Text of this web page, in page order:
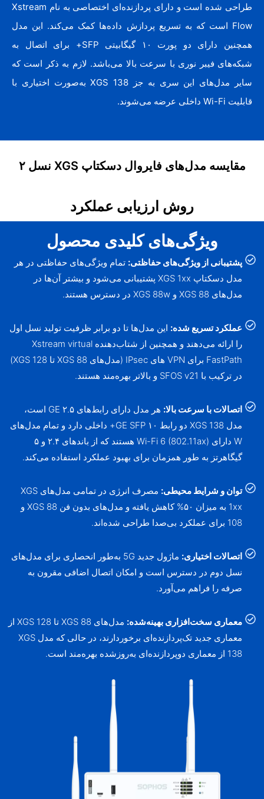
طراحی شده است و دارای پردازنده‌ای اختصاصی به نام Xstream
Flow است که به تسریع پردازش داده‌ها کمک می‌کند. این مدل
همچنین دارای دو پورت ۱۰ گیگابیتی SFP+ برای اتصال به
شبکه‌های فیبر نوری با سرعت بالا می‌باشد. لازم به ذکر است که
سایر مدل‌های این سری به جز XGS 138 به‌صورت اختیاری با
قابلیت Wi-Fi داخلی عرضه می‌شوند.
مقایسه مدل‌های فایروال دسکتاپ XGS نسل ۲
روش ارزیابی عملکرد
ویژگی‌های کلیدی محصول
پشتیبانی از ویژگی‌های حفاظتی: تمام ویژگی‌های حفاظتی در هر
مدل دسکتاپ XGS 1xx پشتیبانی می‌شود و بیشتر آن‌ها در
مدل‌های XGS 88 و XGS 88w در دسترس هستند.
عملکرد تسریع شده: این مدل‌ها تا دو برابر ظرفیت تولید نسل اول
را ارائه می‌دهند و همچنین از شتاب‌دهنده Xstream virtual
FastPath برای VPN های IPsec (مدل‌های XGS 88 تا XGS 128)
در ترکیب با SFOS v21 و بالاتر بهره‌مند هستند.
اتصالات با سرعت بالا:
هر مدل دارای رابط‌های ۲.۵ GE است،
مدل XGS 138 دو رابط ۱۰ GE SFP+ داخلی دارد و تمام مدل‌های
W دارای Wi-Fi 6 (802.11ax) هستند که از باندهای ۲.۴ و ۵
گیگاهرتز به طور همزمان برای بهبود عملکرد استفاده می‌کند.
توان و شرایط محیطی:
مصرف انرژی در تمامی مدل‌های XGS
1xx به میزان ۵۰% کاهش یافته و مدل‌های بدون فن XGS 88 و
108 برای عملکرد بی‌صدا طراحی شده‌اند.
اتصالات اختیاری:
ماژول جدید 5G به‌طور انحصاری برای مدل‌های
نسل دوم در دسترس است و امکان اتصال اضافی مقرون به
صرفه را فراهم می‌آورد.
معماری سخت‌افزاری بهینه‌شده:
مدل‌های XGS 88 تا XGS 128 از
معماری جدید تک‌پردازنده‌ای برخوردارند، در حالی که مدل XGS
138 از معماری دوپردازنده‌ای به‌روزشده بهره‌مند است.